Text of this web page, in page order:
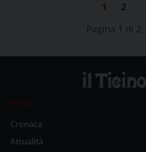
1
2
Pagina 1 di 2
News
Cronaca
Attualità